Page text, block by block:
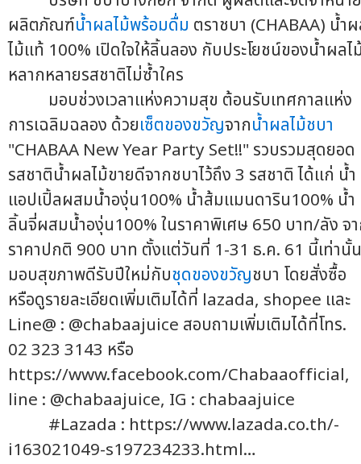
ผลิตภัณฑ์น้ำผลไม้พร้อมดื่ม ตราชบา (CHABAA) น้ำ
ไม้แท้ 100% เปิดใจให้ลิ้นลอง กับประโยชน์ของน้ำผลไ
หลากหลายรสชาติไม่ซ้ำใคร
มอบช่วงเวลาแห่งความสุข ต้อนรับเทศกาลแห่ง
การเฉลิมฉลอง ด้วยเซ็ตของขวัญจากน้ำผลไม้ชบา
"CHABAA New Year Party Set!!" รวบรวมสุดยอด
รสชาติน้ำผลไม้ขายดีจากชบาไว้ถึง 3 รสชาติ ได้แก่ น้ำ
แอปเปิ้ลผสมน้ำองุ่น100% น้ำส้มแมนดาริน100% น้ำ
ลิ้นจี่ผสมน้ำองุ่น100% ในราคาพิเศษ 650 บาท/ลัง จ
ราคาปกติ 900 บาท ตั้งแต่วันที่ 1-31 ธ.ค. 61 นี้เท่านั้น
มอบสุขภาพดีรับปีใหม่กับชุดของขวัญชบา โดยสั่งซื้อ
หรือดูรายละเอียดเพิ่มเติมได้ที่ lazada, shopee และ
Line@ : @chabaajuice สอบถามเพิ่มเติมได้ที่โทร.
02 323 3143 หรือ
https://www.facebook.com/Chabaaofficia­l,
line : @chabaajuice, IG : chabaajuice
#Lazada : https://www.lazada.co.th/-
i163021049-s197234233.html…